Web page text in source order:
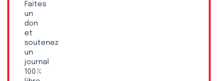
Faites
un
don
et
soutenez
un
journal
100 %